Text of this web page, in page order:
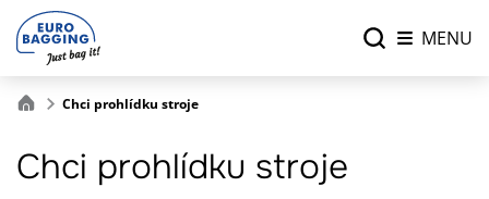
MENU
Chci prohlídku stroje
Chci prohlídku stroje